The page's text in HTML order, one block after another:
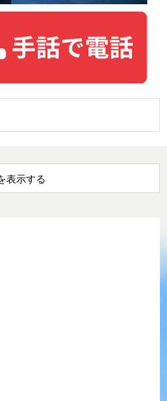
表示する